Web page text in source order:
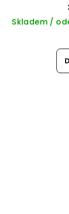
Skladem /